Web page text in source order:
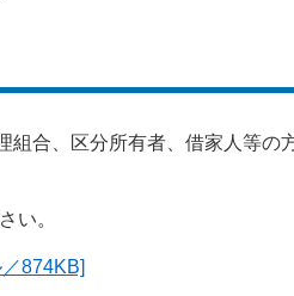
組合、区分所有者、借家人等の
い。
874KB]